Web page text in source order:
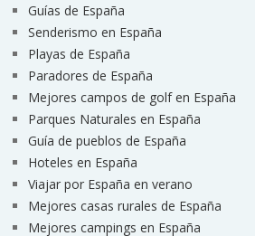
Guías de España
Senderismo en España
Playas de España
Paradores de España
Mejores campos de golf en España
Parques Naturales en España
Guía de pueblos de España
Hoteles en España
Viajar por España en verano
Mejores casas rurales de España
Mejores campings en España